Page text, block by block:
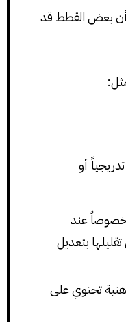
أن بعض القطط قد
أو
عند
بتعديل
تحتوي على